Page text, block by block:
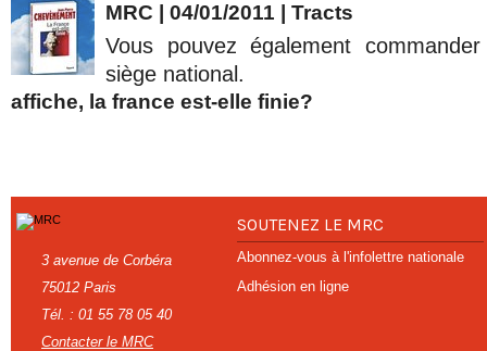
MRC | 04/01/2011 Tracts
Vous pouvez également
siège national.
affiche, la france est-elle finie?
3 avenue de Corbéra
75012 Paris
Tél. : 01 55 78 05 40
Contacter le MRC
SOUTENEZ LE MRC
Abonnez-vous à l'infolettre nationale
Adhésion en ligne